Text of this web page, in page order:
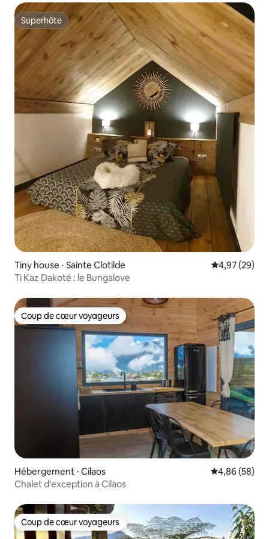
Superhôte
Superhôte
Tiny house ⋅ Sainte Clotilde Évaluation
4,97 (29)
Ti Kaz Dakoté : le Bungalove
Coup de cœur voyageurs
Coup de cœur voyageurs
Hébergement ⋅ Cilaos Évaluation
4,86 (58)
Chalet d'exception à Cilaos
Coup de cœur voyageurs
Coup de cœur voyageurs